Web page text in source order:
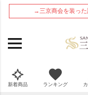
→三京商会を装っ
新着商品 ランキング